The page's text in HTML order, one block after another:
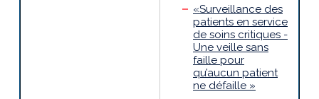
«Surveillance des
patients en service
de soins critiques -
Une veille sans
faille pour
qu’aucun patient
ne défaille »